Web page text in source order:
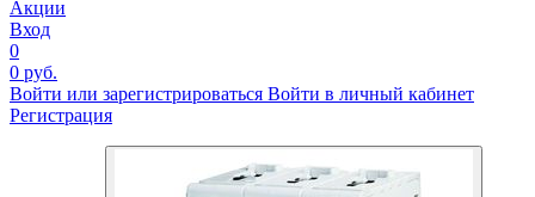
Акции
Вход
0
0 руб.
Войти или зарегистрироваться Войти в личный кабинет
Регистрация